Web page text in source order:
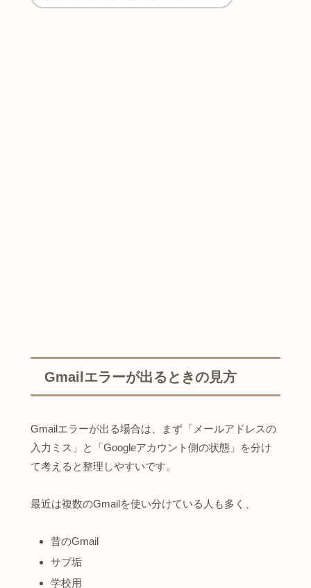
Gmailエラーが出るときの見方
Gmailエラーが出る場合は、まず「メールアドレスの
入力ミス」と「Googleアカウント側の状態」を分け
て考えると整理しやすいです。
最近は複数のGmailを使い分けている人も多く、
昔のGmail
サブ垢
学校用